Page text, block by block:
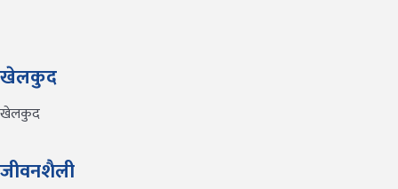
खेलकुद
खेलकुद
जीवनशैली